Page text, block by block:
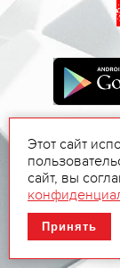
Этот сайт
сайт, вы
Принять